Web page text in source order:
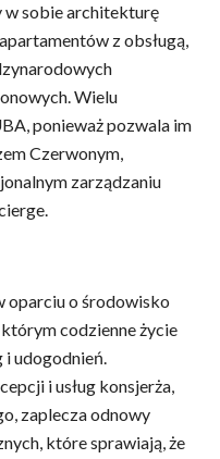
w sobie architekturę
z obsługą,
Wielu
ponieważ pozwala im
Czerwonym,
zarządzaniu
oparciu o środowisko
codzienne życie
i udogodnień.
i usług konsjerża,
zaplecza odnowy
które sprawiają, że